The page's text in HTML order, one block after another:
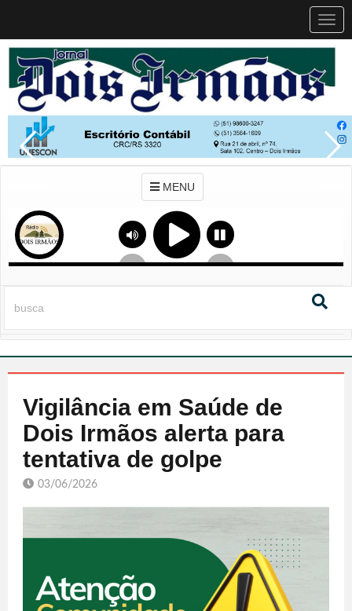
MENU
Vigilância em Saúde de
Dois Irmãos alerta para
tentativa de golpe
03/06/2026